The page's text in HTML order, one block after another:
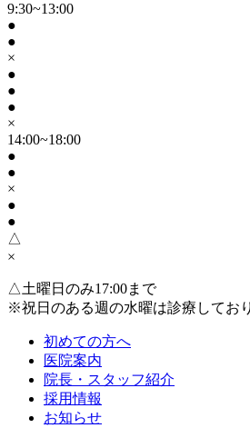
9:30~13:00
●
●
×
●
●
●
×
14:00~18:00
●
●
×
●
●
△
×
△土曜日のみ17:00まで
※祝日のある週の水曜は診療してお
初めての方へ
医院案内
院長・スタッフ紹介
採用情報
お知らせ